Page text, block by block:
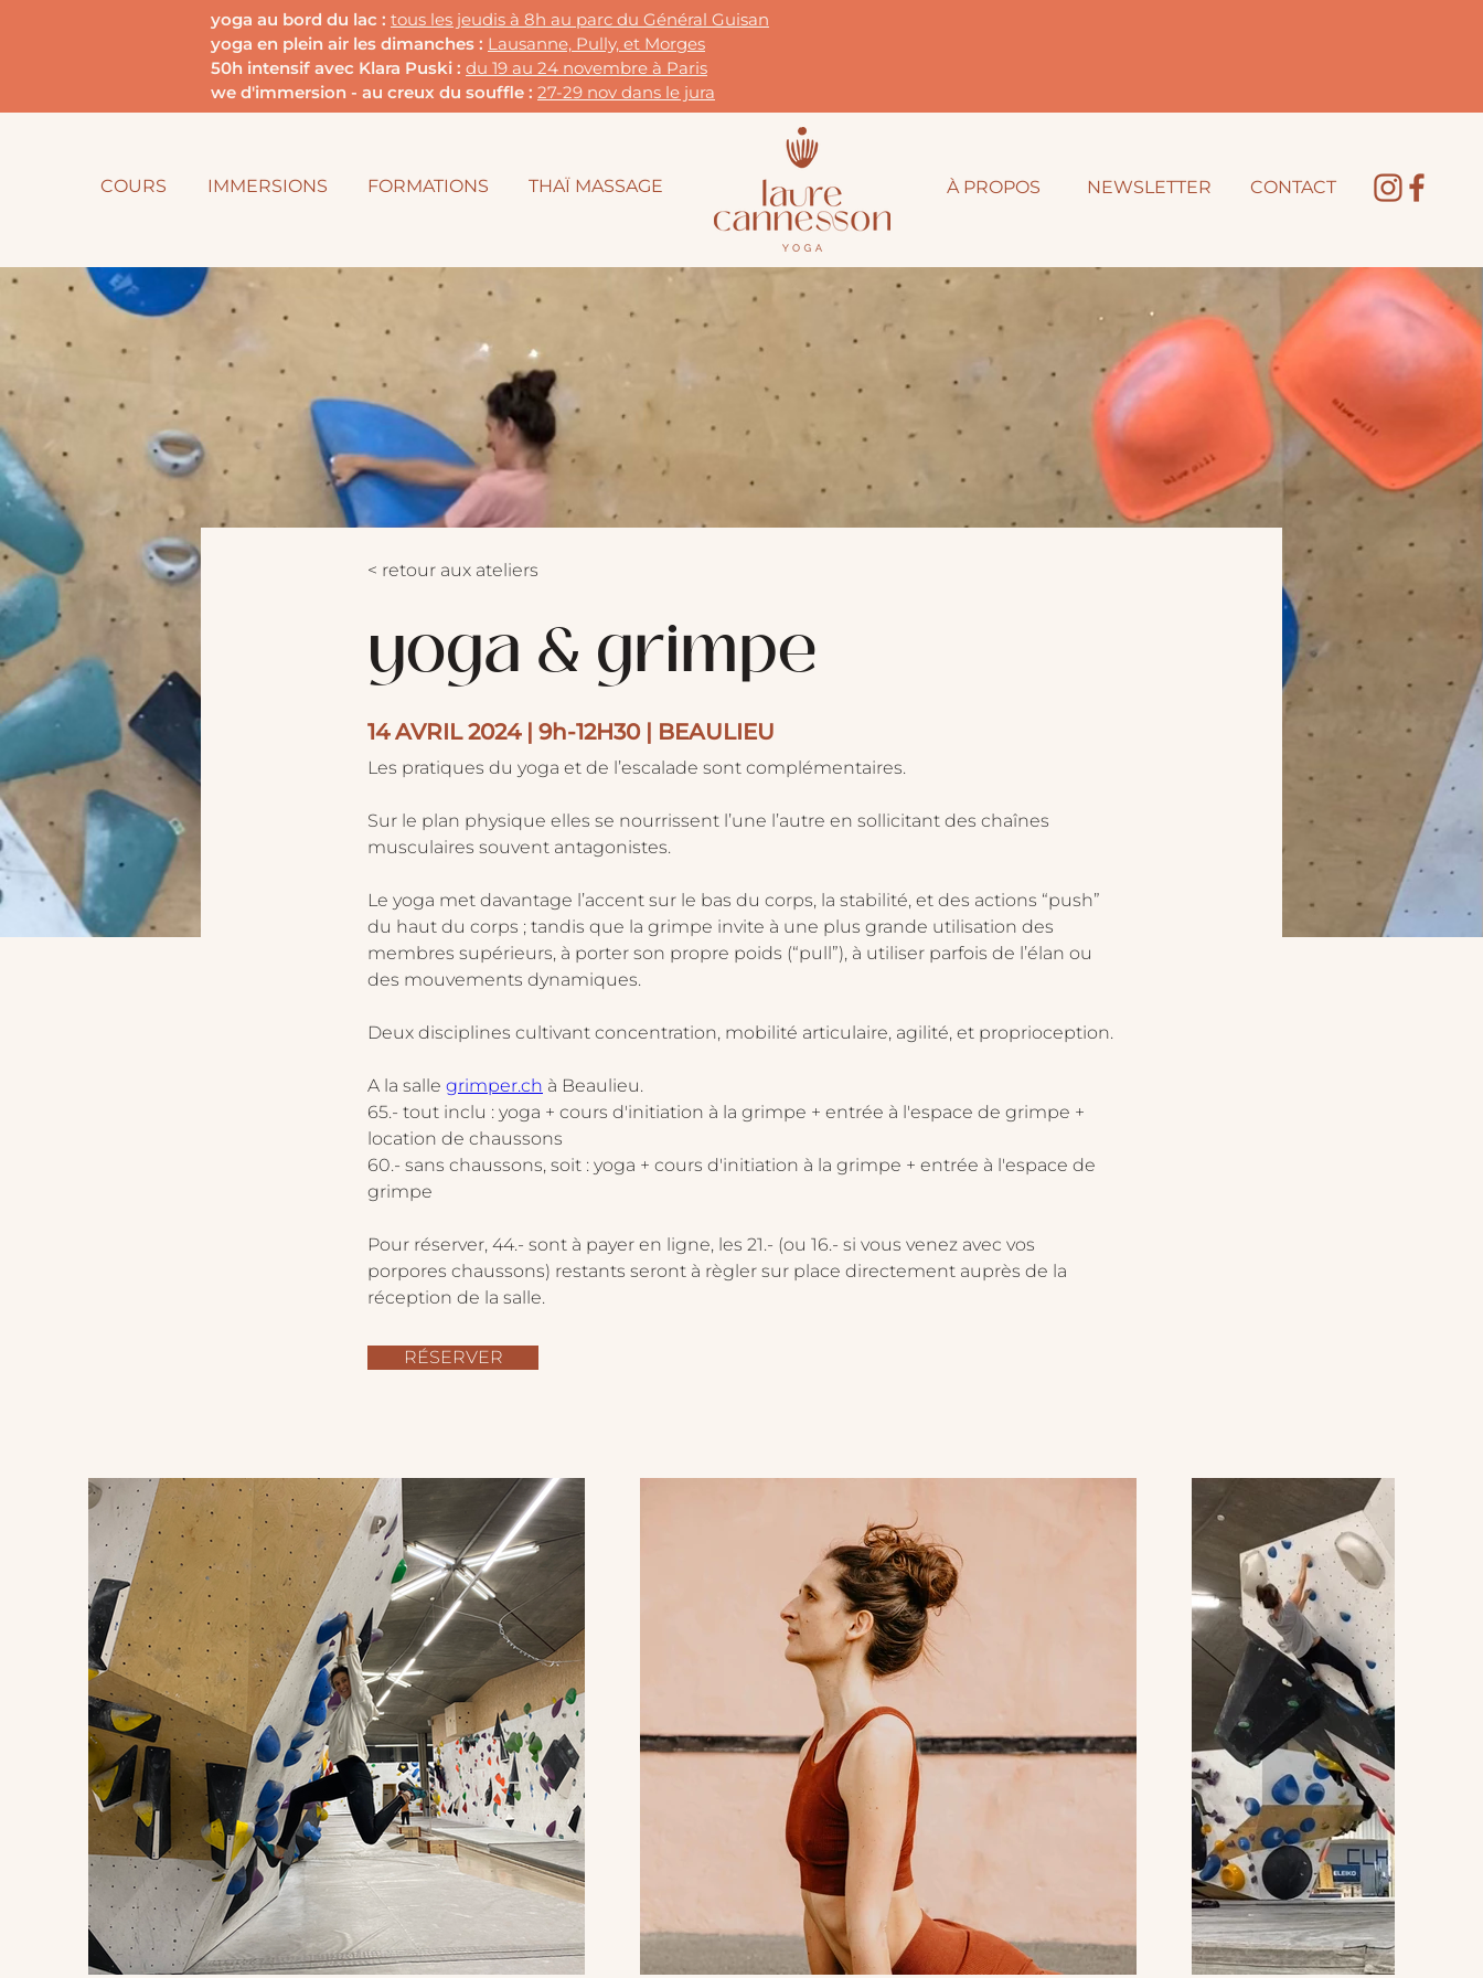
yoga au bord du lac : tous les jeudis à 8h au parc du Général Guisan
yoga en plein air les dimanches : Lausanne, Pully, et Morges
50h intensif avec Klara Puski : du 19 au 24 novembre à Paris
we d'immersion - au creux du souffle : 27-29 nov dans le jura
COURS IMMERSIONS FORMATIONS THAÏ MASSAGE À PROPOS NEWSLETTER CONTACT
< retour aux ateliers
yoga & grimpe
14 AVRIL 2024 | 9h-12H30 | BEAULIEU
Les pratiques du yoga et de l’escalade sont complémentaires.
Sur le plan physique elles se nourrissent l’une l’autre en sollicitant des chaînes
musculaires souvent antagonistes.
Le yoga met davantage l’accent sur le bas du corps, la stabilité, et des actions “push”
du haut du corps ; tandis que la grimpe invite à une plus grande utilisation des
membres supérieurs, à porter son propre poids (“pull”), à utiliser parfois de l’élan ou
des mouvements dynamiques.
Deux disciplines cultivant concentration, mobilité articulaire, agilité, et proprioception.
A la salle grimper.ch à Beaulieu.
65.- tout inclu : yoga + cours d'initiation à la grimpe + entrée à l'espace de grimpe +
location de chaussons
60.- sans chaussons, soit : yoga + cours d'initiation à la grimpe + entrée à l'espace de
grimpe
Pour réserver, 44.- sont à payer en ligne, les 21.- (ou 16.- si vous venez avec vos
porpores chaussons) restants seront à règler sur place directement auprès de la
réception de la salle.
RÉSERVER